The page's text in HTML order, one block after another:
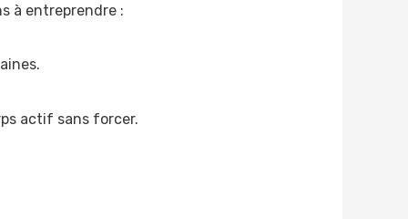
à entreprendre :
actif sans forcer.